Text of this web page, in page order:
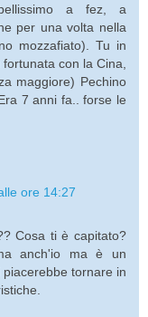
a fez, a
per una volta nella
mozzafiato). Tu in
con la Cina,
maggiore) Pechino
7 anni fa.. forse le
ore 14:27
Cosa ti è capitato?
anch'io ma è un
tornare in